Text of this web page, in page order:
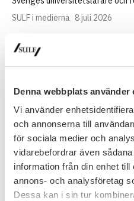
Denna webbplats använder
Vi använder
och annonserna till
för sociala medier och
vidarebefordrar även
information från din enhet
annons- och analysföretag
Dessa kan i sin tur
SULF i medierna 8 juli 2026
Fullsatt seminarium
Spelar lärosätenas
akademiska friheten eller är det
var ämnet för…
Nyhet
30 juni 2026